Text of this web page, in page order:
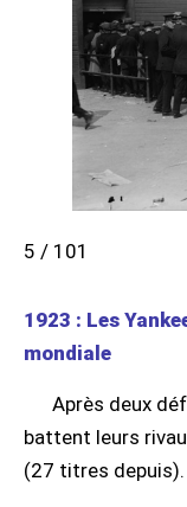
5 / 101
1923 : Les
mondiale
Après deux
battent leurs
(27 titres depuis).